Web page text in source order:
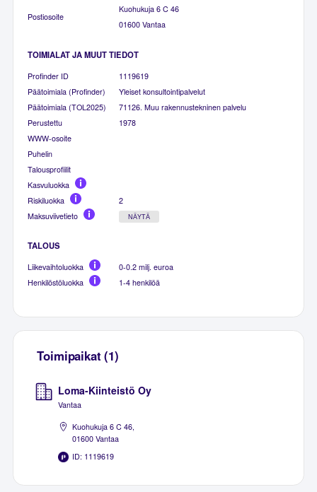
Postiosoite
Kuohukuja 6 C 46
01600 Vantaa
TOIMIALAT JA MUUT TIEDOT
Profinder ID
1119619
Päätoimiala (Profinder)
Yleiset konsultointipalvelut
Päätoimiala (TOL2025)
71126. Muu rakennustekninen palvelu
Perustettu
1978
WWW-osoite
Puhelin
Talousprofiilit
Kasvuluokka
Riskiluokka
2
Maksuviivetieto
NÄYTÄ
TALOUS
Liikevaihtoluokka
0-0.2 milj. euroa
Henkilöstöluokka
1-4 henkilöä
Toimipaikat (1)
Loma-Kiinteistö Oy
Vantaa
Kuohukuja 6 C 46,
01600 Vantaa
ID: 1119619